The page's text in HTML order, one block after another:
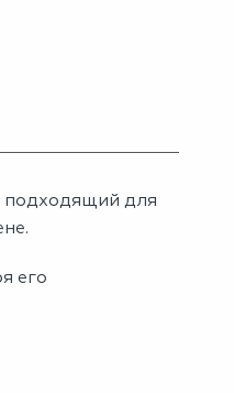
для
его